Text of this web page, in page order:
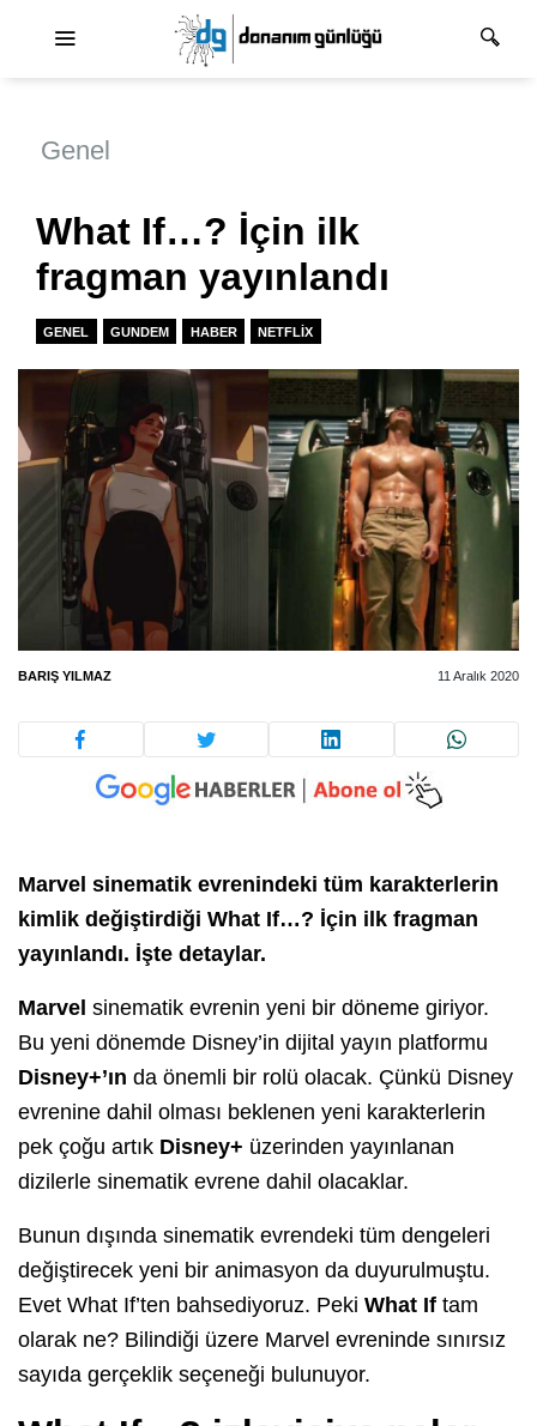
Genel
What If…? İçin ilk
fragman yayınlandı
GENEL GUNDEM HABER NETFLIX
BARIŞ YILMAZ 11 Aralık 2020
Marvel sinematik evrenindeki tüm karakterlerin
kimlik değiştirdiği What If…? İçin ilk fragman
yayınlandı. İşte detaylar.
Marvel sinematik evrenin yeni bir döneme giriyor.
Bu yeni dönemde Disney’in dijital yayın platformu
Disney+’ın da önemli bir rolü olacak. Çünkü Disney
evrenine dahil olması beklenen yeni karakterlerin
pek çoğu artık Disney+ üzerinden yayınlanan
dizilerle sinematik evrene dahil olacaklar.
Bunun dışında sinematik evrendeki tüm dengeleri
değiştirecek yeni bir animasyon da duyurulmuştu.
Evet What If’ten bahsediyoruz. Peki What If tam
olarak ne? Bilindiği üzere Marvel evreninde sınırsız
sayıda gerçeklik seçeneği bulunuyor.